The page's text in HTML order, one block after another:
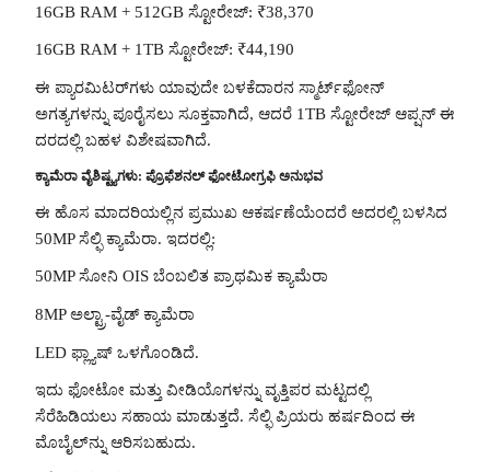
16GB RAM + 512GB ಸ್ಟೋರೇಜ್: ₹38,370
16GB RAM + 1TB ಸ್ಟೋರೇಜ್: ₹44,190
ಈ ಪ್ಯಾರಮಿಟರ್‌ಗಳು ಯಾವುದೇ ಬಳಕೆದಾರನ ಸ್ಮಾರ್ಟ್‌ಫೋನ್
ಅಗತ್ಯಗಳನ್ನು ಪೂರೈಸಲು ಸೂಕ್ತವಾಗಿದೆ, ಆದರೆ 1TB ಸ್ಟೋರೇಜ್ ಆಪ್ಷನ್ ಈ
ದರದಲ್ಲಿ ಬಹಳ ವಿಶೇಷವಾಗಿದೆ.
ಕ್ಯಾಮೆರಾ ವೈಶಿಷ್ಟ್ಯಗಳು: ಪ್ರೊಫೆಶನಲ್ ಫೋಟೋಗ್ರಫಿ ಅನುಭವ
ಈ ಹೊಸ ಮಾದರಿಯಲ್ಲಿನ ಪ್ರಮುಖ ಆಕರ್ಷಣೆಯೆಂದರೆ ಅದರಲ್ಲಿ ಬಳಸಿದ
50MP ಸೆಲ್ಫಿ ಕ್ಯಾಮೆರಾ. ಇದರಲ್ಲಿ:
50MP ಸೋನಿ OIS ಬೆಂಬಲಿತ ಪ್ರಾಥಮಿಕ ಕ್ಯಾಮೆರಾ
8MP ಅಲ್ಟ್ರಾ-ವೈಡ್ ಕ್ಯಾಮೆರಾ
LED ಫ್ಲ್ಯಾಷ್ ಒಳಗೊಂಡಿದೆ.
ಇದು ಫೋಟೋ ಮತ್ತು ವೀಡಿಯೊಗಳನ್ನು ವೃತ್ತಿಪರ ಮಟ್ಟದಲ್ಲಿ
ಸೆರೆಹಿಡಿಯಲು ಸಹಾಯ ಮಾಡುತ್ತದೆ. ಸೆಲ್ಫಿ ಪ್ರಿಯರು ಹರ್ಷದಿಂದ ಈ
ಮೊಬೈಲ್‌ನ್ನು ಆರಿಸಬಹುದು.